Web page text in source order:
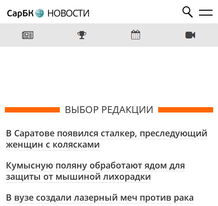
НОВОСТИ
ВЫБОР РЕДАКЦИИ
В Саратове появился сталкер, преследующий
женщин с колясками
Кумысную поляну обработают ядом для
защиты от мышиной лихорадки
В вузе создали лазерный меч против рака